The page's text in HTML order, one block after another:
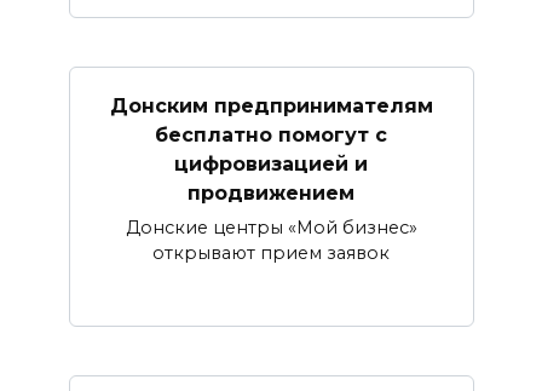
Донским предпринимателям
бесплатно помогут с
цифровизацией и
продвижением
Донские центры «Мой бизнес»
открывают прием заявок